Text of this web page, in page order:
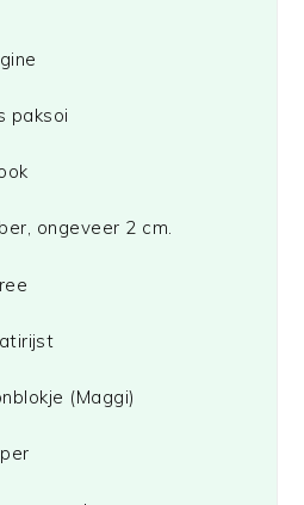
paksoi
ongeveer 2 cm.
(Maggi)